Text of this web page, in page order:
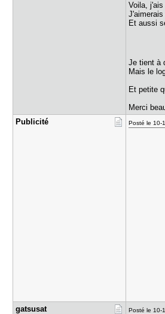
Voila,
Et aussi
Je tient à
Mais le
Et petite
Merci
Publicité
Posté le 10-
gatsusat Posté le 10-